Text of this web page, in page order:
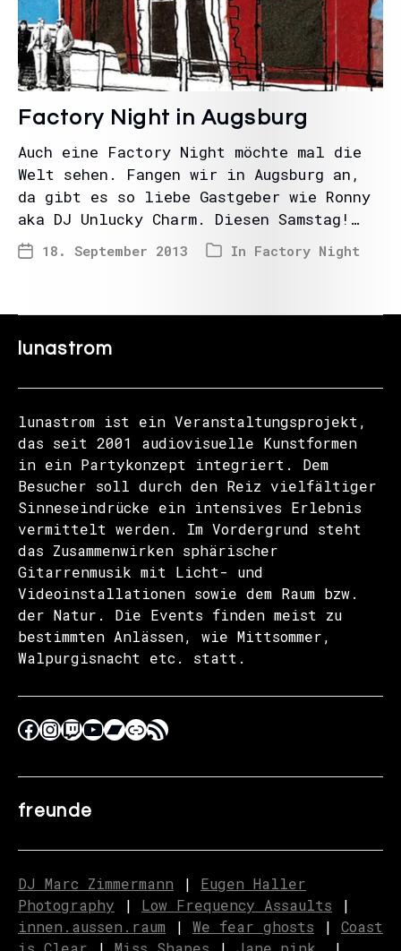
Factory Night in Augsburg
Auch eine Factory Night möchte mal die
Welt sehen. Fangen wir in Augsburg an,
da gibt es so liebe Gastgeber wie Ronny
aka DJ Unlucky Charm. Diesen Samstag!…
18. September 2013 In Factory Night
lunastrom
lunastrom ist ein Veranstaltungsprojekt,
das seit 2001 audiovisuelle Kunstformen
in ein Partykonzept integriert. Dem
Besucher soll durch den Reiz vielfältiger
Sinneseindrücke ein intensives Erlebnis
vermittelt werden. Im Vordergrund steht
das Zusammenwirken sphärischer
Gitarrenmusik mit Licht- und
Videoinstallationen sowie dem Raum bzw.
der Natur. Die Events finden meist zu
bestimmten Anlässen, wie Mittsommer,
Walpurgisnacht etc. statt.
freunde
DJ Marc Zimmermann | Eugen Haller
Photography | Low Frequency Assaults |
innen.aussen.raum | We fear ghosts | Coast